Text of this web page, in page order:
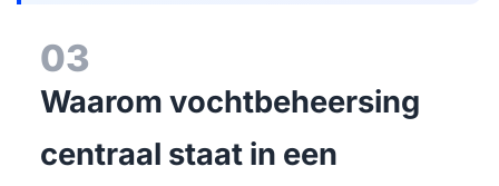
03
Waarom vochtbeheersing
centraal staat in een